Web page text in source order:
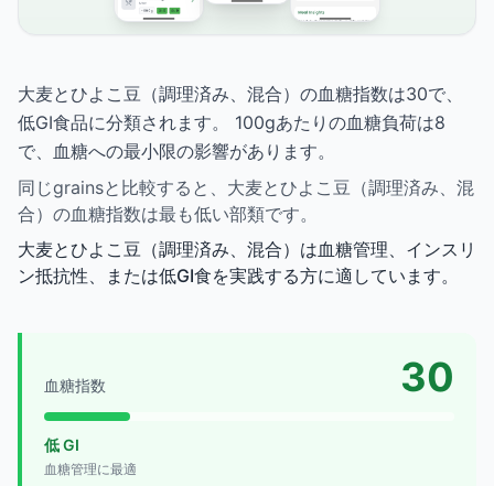
大麦とひよこ豆（調理済み、混合）の血糖指数は30で、
低GI食品に分類されます。 100gあたりの血糖負荷は8
で、血糖への最小限の影響があります。
同じgrainsと比較すると、大麦とひよこ豆（調理済み、混
合）の血糖指数は最も低い部類です。
大麦とひよこ豆（調理済み、混合）は血糖管理、インスリ
ン抵抗性、または低GI食を実践する方に適しています。
血糖指数 30
低 GI
血糖管理に最適